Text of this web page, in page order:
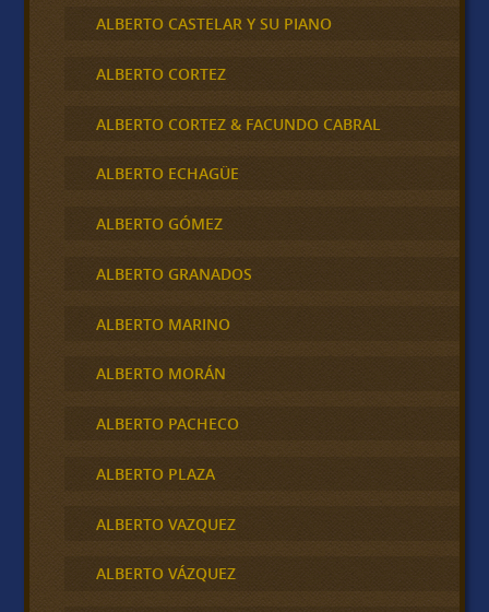
ALBERTO CASTELAR Y SU PIANO
ALBERTO CORTEZ
ALBERTO CORTEZ & FACUNDO CABRAL
ALBERTO ECHAGÜE
ALBERTO GÓMEZ
ALBERTO GRANADOS
ALBERTO MARINO
ALBERTO MORÁN
ALBERTO PACHECO
ALBERTO PLAZA
ALBERTO VAZQUEZ
ALBERTO VÁZQUEZ